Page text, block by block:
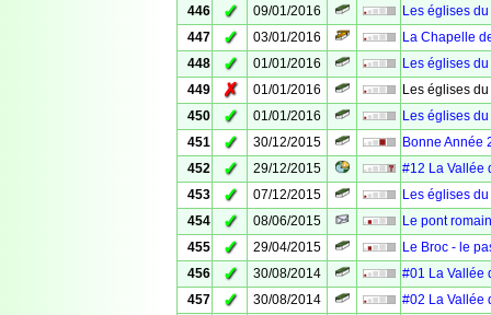
446
✓ 09/01/2016
Les églises
447
✓ 03/01/2016
La Chapelle
448
✓ 01/01/2016
Les églises
449
✗ 01/01/2016
Les églises
450
✓ 01/01/2016
Les églises
451
✓ 30/12/2015
Bonne Année
452
✓ 29/12/2015
#12 La Vallée
453
✓ 07/12/2015
Les églises
454
✓ 08/06/2015
Le pont
455
✓ 29/04/2015
Le Broc - le
456
✓ 30/08/2014
#01 La Vallée
457
✓ 30/08/2014
#02 La Vallée